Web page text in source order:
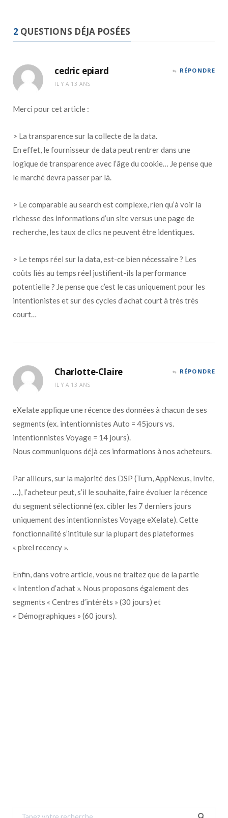
2 QUESTIONS DÉJA POSÉES
cedric epiard
IL Y A 13 ANS
RÉPONDRE
Merci pour cet article :
> La transparence sur la collecte de la data.
En effet, le fournisseur de data peut rentrer dans une
logique de transparence avec l’âge du cookie… Je pense que
le marché devra passer par là.
> Le comparable au search est complexe, rien qu’à voir la
richesse des informations d’un site versus une page de
recherche, les taux de clics ne peuvent être identiques.
> Le temps réel sur la data, est-ce bien nécessaire ? Les
coûts liés au temps réel justifient-ils la performance
potentielle ? Je pense que c’est le cas uniquement pour les
intentionistes et sur des cycles d’achat court à très très
court…
Charlotte-Claire
IL Y A 13 ANS
RÉPONDRE
eXelate applique une récence des données à chacun de ses
segments (ex. intentionnistes Auto = 45jours vs.
intentionnistes Voyage = 14 jours).
Nous communiquons déjà ces informations à nos acheteurs.
Par ailleurs, sur la majorité des DSP (Turn, AppNexus, Invite,
…), l’acheteur peut, s’il le souhaite, faire évoluer la récence
du segment sélectionné (ex. cibler les 7 derniers jours
uniquement des intentionnistes Voyage eXelate). Cette
fonctionnalité s’intitule sur la plupart des plateformes
« pixel recency ».
Enfin, dans votre article, vous ne traitez que de la partie
« Intention d’achat ». Nous proposons également des
segments « Centres d’intérêts » (30 jours) et
« Démographiques » (60 jours).
Search